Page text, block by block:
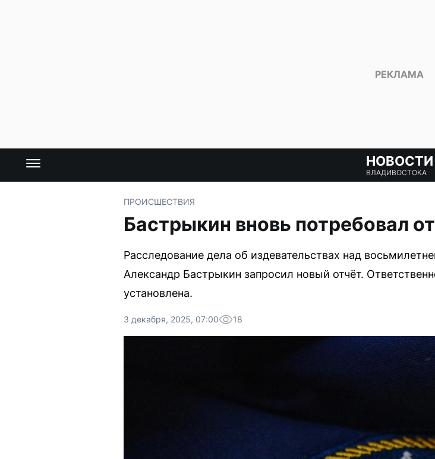
НОВОСТИ
ВЛАДИВОСТОКА
ПРОИСШЕСТВИЯ
Бастрыкин вновь потребовал
Расследование дела об издевательствах над
Александр Бастрыкин запросил новый отчёт.
установлена.
3 декабря, 2025, 07:00 18